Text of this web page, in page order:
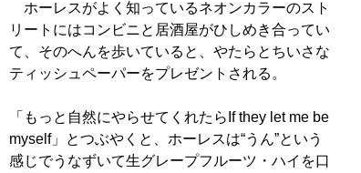
ホーレスがよく知っているネオンカラーのスト
リートにはコンビニと居酒屋がひしめき合ってい
て、そのへんを歩いていると、やたらとちいさな
ティッシュペーパーをプレゼントされる。
「もっと自然にやらせてくれたらIf they let me be
myself」とつぶやくと、ホーレスは“うん”という
感じでうなずいて生グレープフルーツ・ハイを口